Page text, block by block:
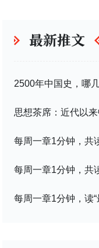
最新推文